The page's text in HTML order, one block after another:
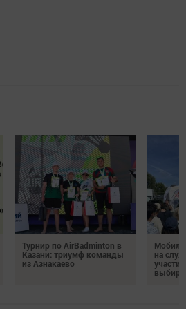
Турнир по AirBadminton в
Казани: триумф команды
из Азнакаево
на